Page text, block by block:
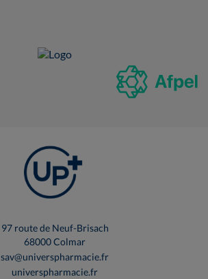
97 route de Neuf-Brisach
68000 Colmar
sav@universpharmacie.fr
universpharmacie.fr